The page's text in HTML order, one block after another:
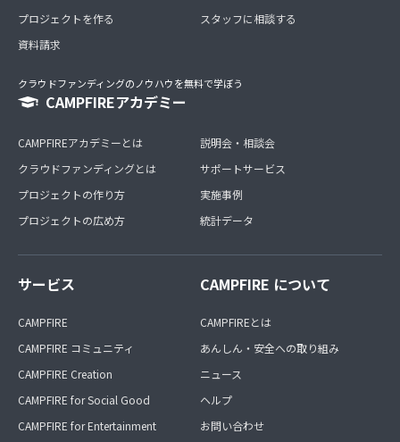
プロジェクトを作る
資料請求
スタッフに相談する
クラウドファンディングのノウハウを無料で学ぼう
CAMPFIREアカデミー
CAMPFIREアカデミーとは
クラウドファンディングとは
プロジェクトの作り方
プロジェクトの広め方
説明会・相談会
サポートサービス
実施事例
統計データ
サービス
CAMPFIRE
CAMPFIRE コミュニティ
CAMPFIRE Creation
CAMPFIRE for Social Good
CAMPFIRE for Entertainment
CAMPFIRE について
CAMPFIREとは
あんしん・安全への取り組み
ニュース
ヘルプ
お問い合わせ